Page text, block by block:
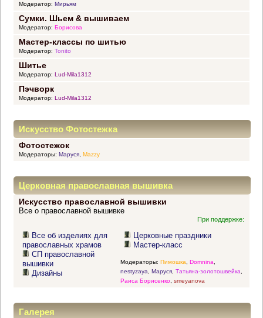
Модератор: Мирьям
Сумки. Шьем & вышиваем
Модератор: Борисова
Мастер-классы по шитью
Модератор: Tonito
Шитье
Модератор: Lud-Mila1312
Пэчворк
Модератор: Lud-Mila1312
Искусство Фотостежка
Фотостежок
Модераторы: Маруся, Mazzy
Церковная православная вышивка
Искусство православной вышивки
Все о православной вышивке
При поддержке:
Все об изделиях для
православных храмов
СП православной
вышивки
Дизайны
Церковные праздники
Мастер-класс
Модераторы: Пимошка Domnina
nestyzaya
Маруся, Татьяна-золотошвейка
Раиса Борисенко, smeyanova
Галерея